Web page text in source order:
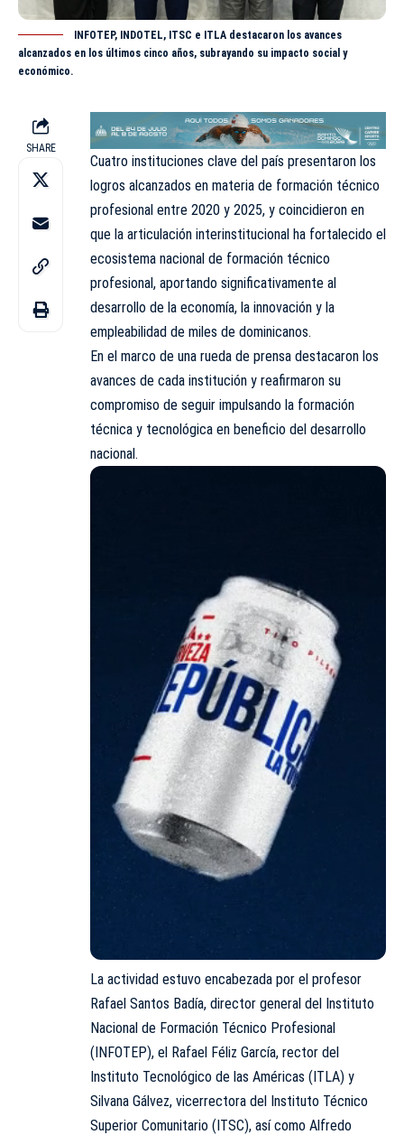
INFOTEP, INDOTEL, ITSC e ITLA destacaron los avances
alcanzados en los últimos cinco años, subrayando su impacto social y
económico.
SHARE
Cuatro instituciones clave del país presentaron los
logros alcanzados en materia de formación técnico
profesional entre 2020 y 2025, y coincidieron en
que la articulación interinstitucional ha fortalecido el
ecosistema nacional de formación técnico
profesional, aportando significativamente al
desarrollo de la economía, la innovación y la
empleabilidad de miles de dominicanos.
En el marco de una rueda de prensa destacaron los
avances de cada institución y reafirmaron su
compromiso de seguir impulsando la formación
técnica y tecnológica en beneficio del desarrollo
nacional.
La actividad estuvo encabezada por el profesor
Rafael Santos Badía, director general del Instituto
Nacional de Formación Técnico Profesional
(INFOTEP), el Rafael Féliz García, rector del
Instituto Tecnológico de las Américas (ITLA) y
Silvana Gálvez, vicerrectora del Instituto Técnico
Superior Comunitario (ITSC), así como Alfredo